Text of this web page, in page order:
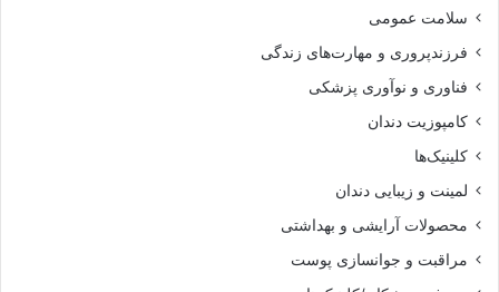
سلامت عمومی
فرزندپروری و مهارت‌های زندگی
فناوری و نوآوری پزشکی
کامپوزیت دندان
کلینیک‌ها
لمینت و زیبایی دندان
محصولات آرایشی و بهداشتی
مراقبت و جوانسازی پوست